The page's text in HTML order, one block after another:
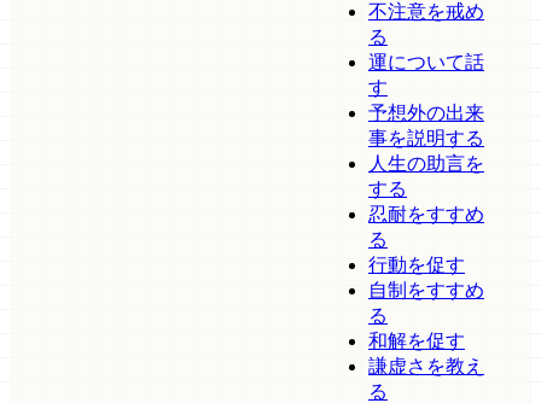
不注意を戒め
る
運について話
す
予想外の出来
事を説明する
人生の助言を
する
忍耐をすすめ
る
行動を促す
自制をすすめ
る
和解を促す
謙虚さを教え
る